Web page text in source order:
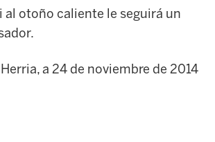
al otoño caliente le seguirá un
a 24 de noviembre de 2014